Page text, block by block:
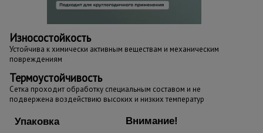
Износостойкость
Устойчива к химически активным веществам и механическим
повреждениям
Термоустойчивость
Сетка проходит обработку специальным составом и не
подвержена воздействию высоких и низких температур
Упаковка Внимание!